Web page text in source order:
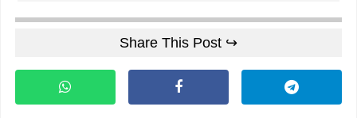
Share This Post ↪